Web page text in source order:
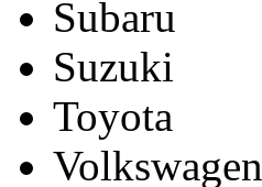
Subaru
Suzuki
Toyota
Volkswagen